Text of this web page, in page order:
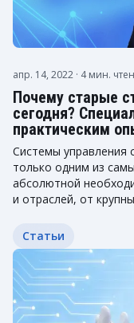
апр. 14, 2022 · 4 мин.
Почему старые
сегодня?
практическим
Системы управления
только одним из
абсолютной
и отраслей, от
Статьи